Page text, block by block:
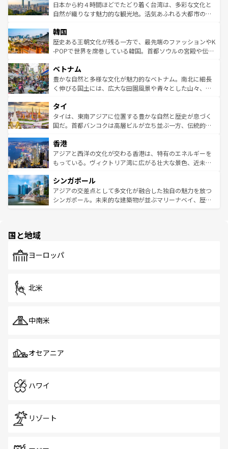
情報はコンテンツ一覧を参照してほしい。
人々、おいしいローカルフードやハワイアンミュージッ
ク、伝統的なフラダンスなど、すべてがハワイの魅力を彩
ワイを、存分に味わってほしい。 なお、新着のハワイ情報
はコンテンツ一覧を参照してほしい。
ク）、タスマニアの美しい原生林やケアンズの熱帯雨林な
ど、見どころがたくさん。また、カフェやワイン、オージ
いる。アクティビティも充実しており、サーフィンやダイ
ビング、ハイキングなど、アウトドア好きにはたまらな
い。オーストラリアの多彩な魅力を存分に味わいつくそ
参照してほしい。
日本から約４時間ほどでたどり着く台湾は、多彩な文化と
自然が織りなす魅力的な観光地。活気あふれる大都市の台
ン）、静ひつな山岳地帯である台湾東部など、都市の喧騒
と山間の静けさが共存しており、訪れる人に新しい発見と
驚きをもたらしてくれる。また、奥深い台湾の食文化も魅
容にもいいと評判のスイーツなど、バラエティ豊かな料理
が味わえる。 なお、新着の台湾情報は コンテンツ一覧を参
照してほしい。
韓国
歴史ある王朝文化が残る一方で、最先端のファッションやK
-POPで世界を席巻している韓国。首都ソウルの宮殿や伝統
き、地方に足を延ばせば四季折々の自然美を楽しむことが
できる。そして、キムチや焼肉、絶品のストリートフード
まで、さまざまな韓国料理が待っている。夜には、韓国な
リティに包まれながら、韓国の多彩な魅力を心ゆくまで味
わってみてほしい。 なお、新着の韓国情報はコンテンツ一
覧を参照してほしい。
ベトナム
豊かな自然と多様な文化が魅力的なベトナム。南北に細長
く伸びる国土には、広大な田園風景や青々とした山々、世
急速な発展と共に伝統が息づく。ハノイの古い町並みやホ
ーチミン市のフランス統治時代の建物も、独特の雰囲気を
醸し出している。また、バラエティの豊かさとおいしさで
とつ。フォーやバインミー、ベトナムコーヒーなどは、ぜ
ひ現地で味わいたい。どの地域を訪れてもあたたかい人々
が旅行者を迎えてくれるので、きっと忘れられない旅にな
参照してほしい。
タイ
タイは、東南アジアに位置する豊かな自然と歴史が息づく
国だ。首都バンコクは高層ビルが立ち並ぶ一方、伝統的な
の活気が交差している。北部ではチェンマイなどの山岳地
帯で自然と触れ合い、南部ではプーケットやクラビの美し
いビーチでリゾート気分を楽しむことができる。タイ料理
激する。気候は一年中温暖で、どの季節にも異なる楽しみ
が待っている。親しみやすいタイの人々、仏教を中心とし
た文化、そして多様な観光資源が、訪れる旅人を魅了し続
香港
アジアと西洋の文化が交わる香港は、特有のエネルギーを
もっている。ヴィクトリア湾に広がる壮大な景色、近未来
み、どこを訪れても感動するはず。観光スポットが密集し
ており、効率よく見どころを回れるのも魅力。息をのむよ
うな絶景から文化的な体験まで、香港を存分に楽しみ尽く
シンガポール
アジアの交差点として多文化が融合した独自の魅力を放つ
シンガポール。未来的な建築物が並ぶマリーナベイ、歴史
で、ホーカーズは地元の風情を楽しめる外せないスポット
国と地域
ヨーロッパ
北米
中南米
オセアニア
ハワイ
リゾート